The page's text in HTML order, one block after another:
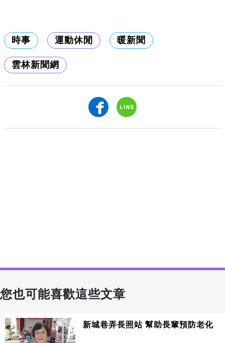
時事 運動休閒 暖新聞
雲林新聞網
您也可能喜歡這些文章
新城巷弄長照站 幫助長輩預防老化